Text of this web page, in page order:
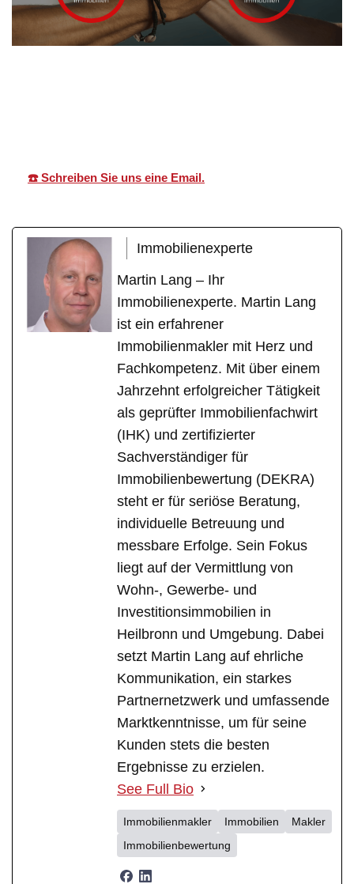
☎️ Schreiben Sie uns eine Email.
Immobilienexperte
Martin Lang – Ihr
Immobilienexperte. Martin Lang
ist ein erfahrener
Immobilienmakler mit Herz und
Fachkompetenz. Mit über einem
Jahrzehnt erfolgreicher Tätigkeit
als geprüfter Immobilienfachwirt
(IHK) und zertifizierter
Sachverständiger für
Immobilienbewertung (DEKRA)
steht er für seriöse Beratung,
individuelle Betreuung und
messbare Erfolge. Sein Fokus
liegt auf der Vermittlung von
Wohn-, Gewerbe- und
Investitionsimmobilien in
Heilbronn und Umgebung. Dabei
setzt Martin Lang auf ehrliche
Kommunikation, ein starkes
Partnernetzwerk und umfassende
Marktkenntnisse, um für seine
Kunden stets die besten
Ergebnisse zu erzielen.
See Full Bio
Immobilienmakler Immobilien
Makler
Immobilienbewertung